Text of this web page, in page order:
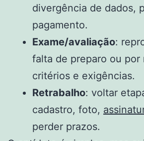
divergência de dados,
pagamento.
Exame/avaliação:
falta de preparo ou por
critérios e exigências.
Retrabalho: voltar
cadastro, foto,
perder prazos.